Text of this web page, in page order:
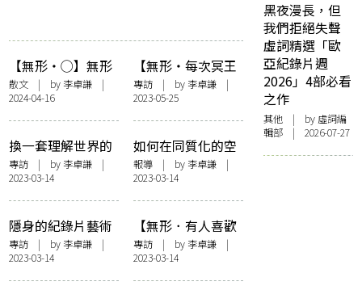
【無形・◯】無形
易碎
散文 | by 李卓謙 |
2024-04-16
【無形・每次冥王
星靠近的時分】體
認餘生，預想救贖
——訪問《崩末》
作者勞緯洛
專訪| by 李卓謙|
2023-05-25
換一套理解世界的
方法：訪問
《Sample樣本》編
輯部
專訪 | by 李卓謙 |
2023-03-14
如何在同質化的空
間中尋找可能——
記駱頴佳「否定性
的否定——韓炳哲
論他者缺席下的無
痛社會」講座
報導| by 李卓謙|
2023-03-14
隱身的紀錄片藝術
——訪《戲棚》導
演卓翔
專訪 | by 李卓謙 |
2023-03-14
【無形．有人喜歡
黃】追憶逝水年華
——孔慧怡《不帶
感傷的回憶》
專訪| by 李卓謙|
2023-03-14
黑夜漫長，但
我們拒絕失聲
虛詞精選「歐
亞紀錄片週
2026」4部必看
之作
其他 | by 虛詞編
輯部 | 2026-07-27